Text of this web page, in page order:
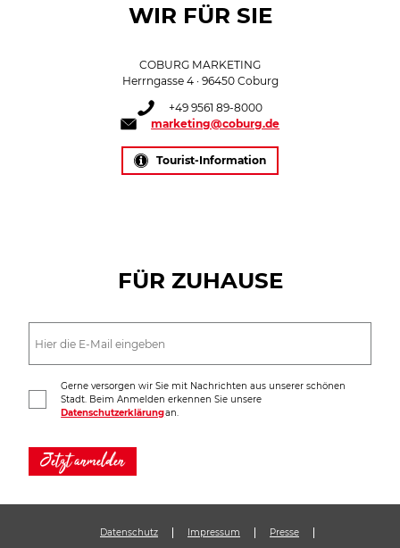
WIR FÜR SIE
COBURG MARKETING
Herrngasse 4 · 96450 Coburg
+49 9561 89-8000
marketing@coburg.de
Tourist-Information
FÜR ZUHAUSE
Gerne versorgen wir Sie mit Nachrichten aus unserer schönen
Stadt. Beim Anmelden erkennen Sie unsere
Datenschutzerklärungan.
Jetzt anmelden
Datenschutz Impressum
Presse